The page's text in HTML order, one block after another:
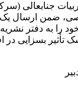
جنابعالی
ضمن ارسال
را به دفتر
تأثیر بسزایی